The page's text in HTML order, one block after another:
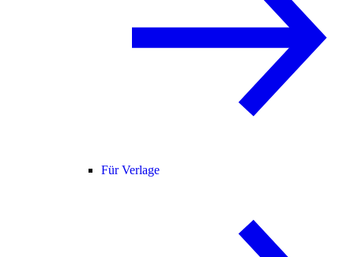
Für Verlage